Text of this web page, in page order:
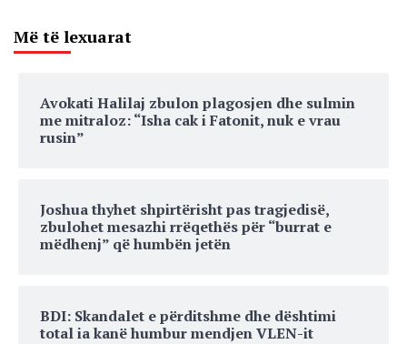
Më të lexuarat
Avokati Halilaj zbulon plagosjen dhe sulmin
me mitraloz: “Isha cak i Fatonit, nuk e vrau
rusin”
Joshua thyhet shpirtërisht pas tragjedisë,
zbulohet mesazhi rrëqethës për “burrat e
mëdhenj” që humbën jetën
BDI: Skandalet e përditshme dhe dështimi
total ia kanë humbur mendjen VLEN-it